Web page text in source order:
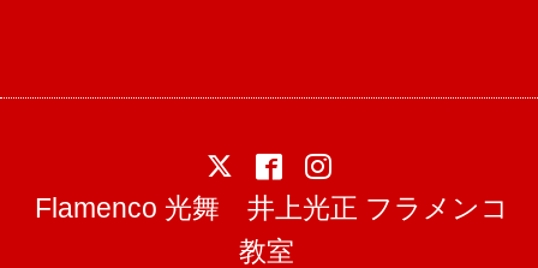
Flamenco 光舞 井上光正 フラメンコ
教室